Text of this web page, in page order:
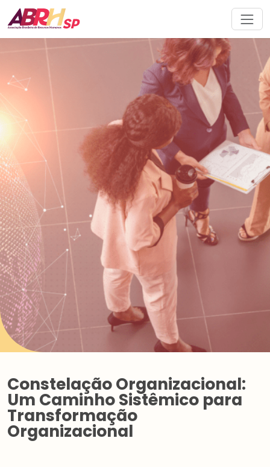
Navegação principal
Constelação Organizacional:
Um Caminho Sistêmico para
Transformação
Organizacional